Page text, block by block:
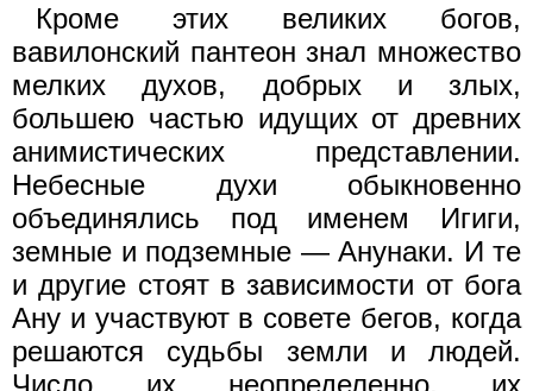
Кроме этих великих богов,
вавилонский пантеон знал множество
мелких духов, добрых и злых,
большею частью идущих от древних
анимистических представлении.
Небесные духи обыкновенно
объединялись под именем Игиги,
земные и подземные — Анунаки. И те
и другие стоят в зависимости от бога
Ану и участвуют в совете бегов, когда
решаются судьбы земли и людей.
Число их неопределенно, их